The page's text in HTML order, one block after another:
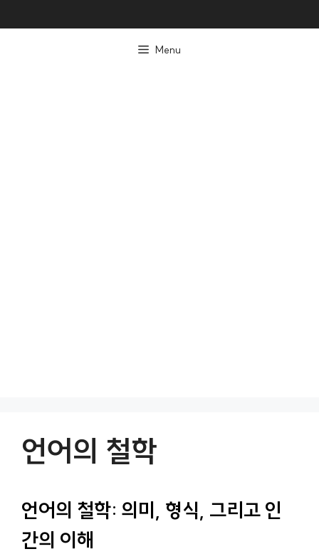
Menu
언어의 철학
언어의 철학: 의미, 형식, 그리고 인
간의 이해